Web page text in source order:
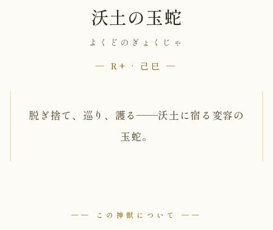
沃土の玉蛇
よくどのぎょくじゃ
— R+ · 己巳 —
脱ぎ捨て、巡り、護る――沃土に宿る変容の
玉蛇。
── この神獣について ──